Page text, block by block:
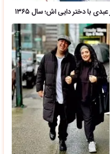
با دختر دایی اش؛ سال ۱۳۶۵